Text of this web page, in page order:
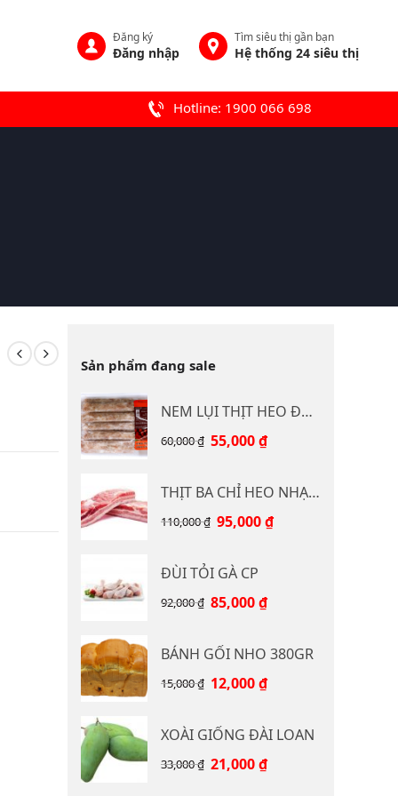
Đăng ký
Đăng nhập
Tìm siêu thị gần bạn
Hệ thống 24 siêu thị
Hotline: 1900 066 698
Sản phẩm đang sale
NEM LỤI THỊT HEO ĐB CP 400G
60,000₫ Giá
60,000 ₫.
55,000₫Giá
là:
55,000 ₫.
THỊT BA CHỈ HEO NHẠP KHẨU
110,000₫ Giá
110,000 ₫.
95,000₫Giá
ĐÙI TỎI GÀ CP
92,000₫ Giá
92,000 ₫.
85,000₫Giá
là:
85,000 ₫.
BÁNH GỐI NHO 380GR
15,000₫ Giá
15,000 ₫.
12,000₫Giá
là:
12,000 ₫.
XOÀI GIỐNG ĐÀI LOAN
33,000₫ Giá
21,000₫Giá